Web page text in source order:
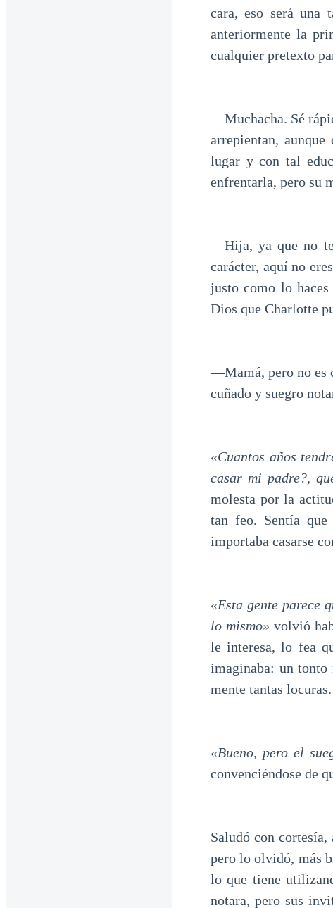
cara, eso será una
anteriormente la
cualquier pretexto
—Muchacha. Sé
arrepientan,
lugar y con tal
enfrentarla, pero su
—Hija, ya que no te
carácter, aquí no
justo como lo
Dios que Charlotte
—Mamá, pero no es
cuñado y suegro
«Cuantos años
casar mi padre?,
molesta por la
tan feo. Sentía
importaba casarse
«Esta gente parece
lo mismo» volvió
le interesa, lo fea
imaginaba: un tonto
mente tantas locuras.
«Bueno, pero el
convenciéndose de
Saludó con
pero lo olvidó, más
lo que tiene
notara, pero sus